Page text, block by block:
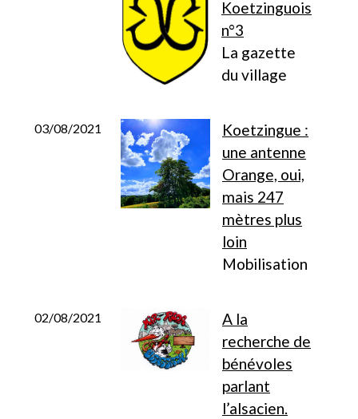
Koetzinguois
n°3
La gazette
du village
03/08/2021
Koetzingue :
une antenne
Orange, oui,
mais 247
mètres plus
loin
Mobilisation
02/08/2021
A la
recherche de
bénévoles
parlant
l’alsacien.